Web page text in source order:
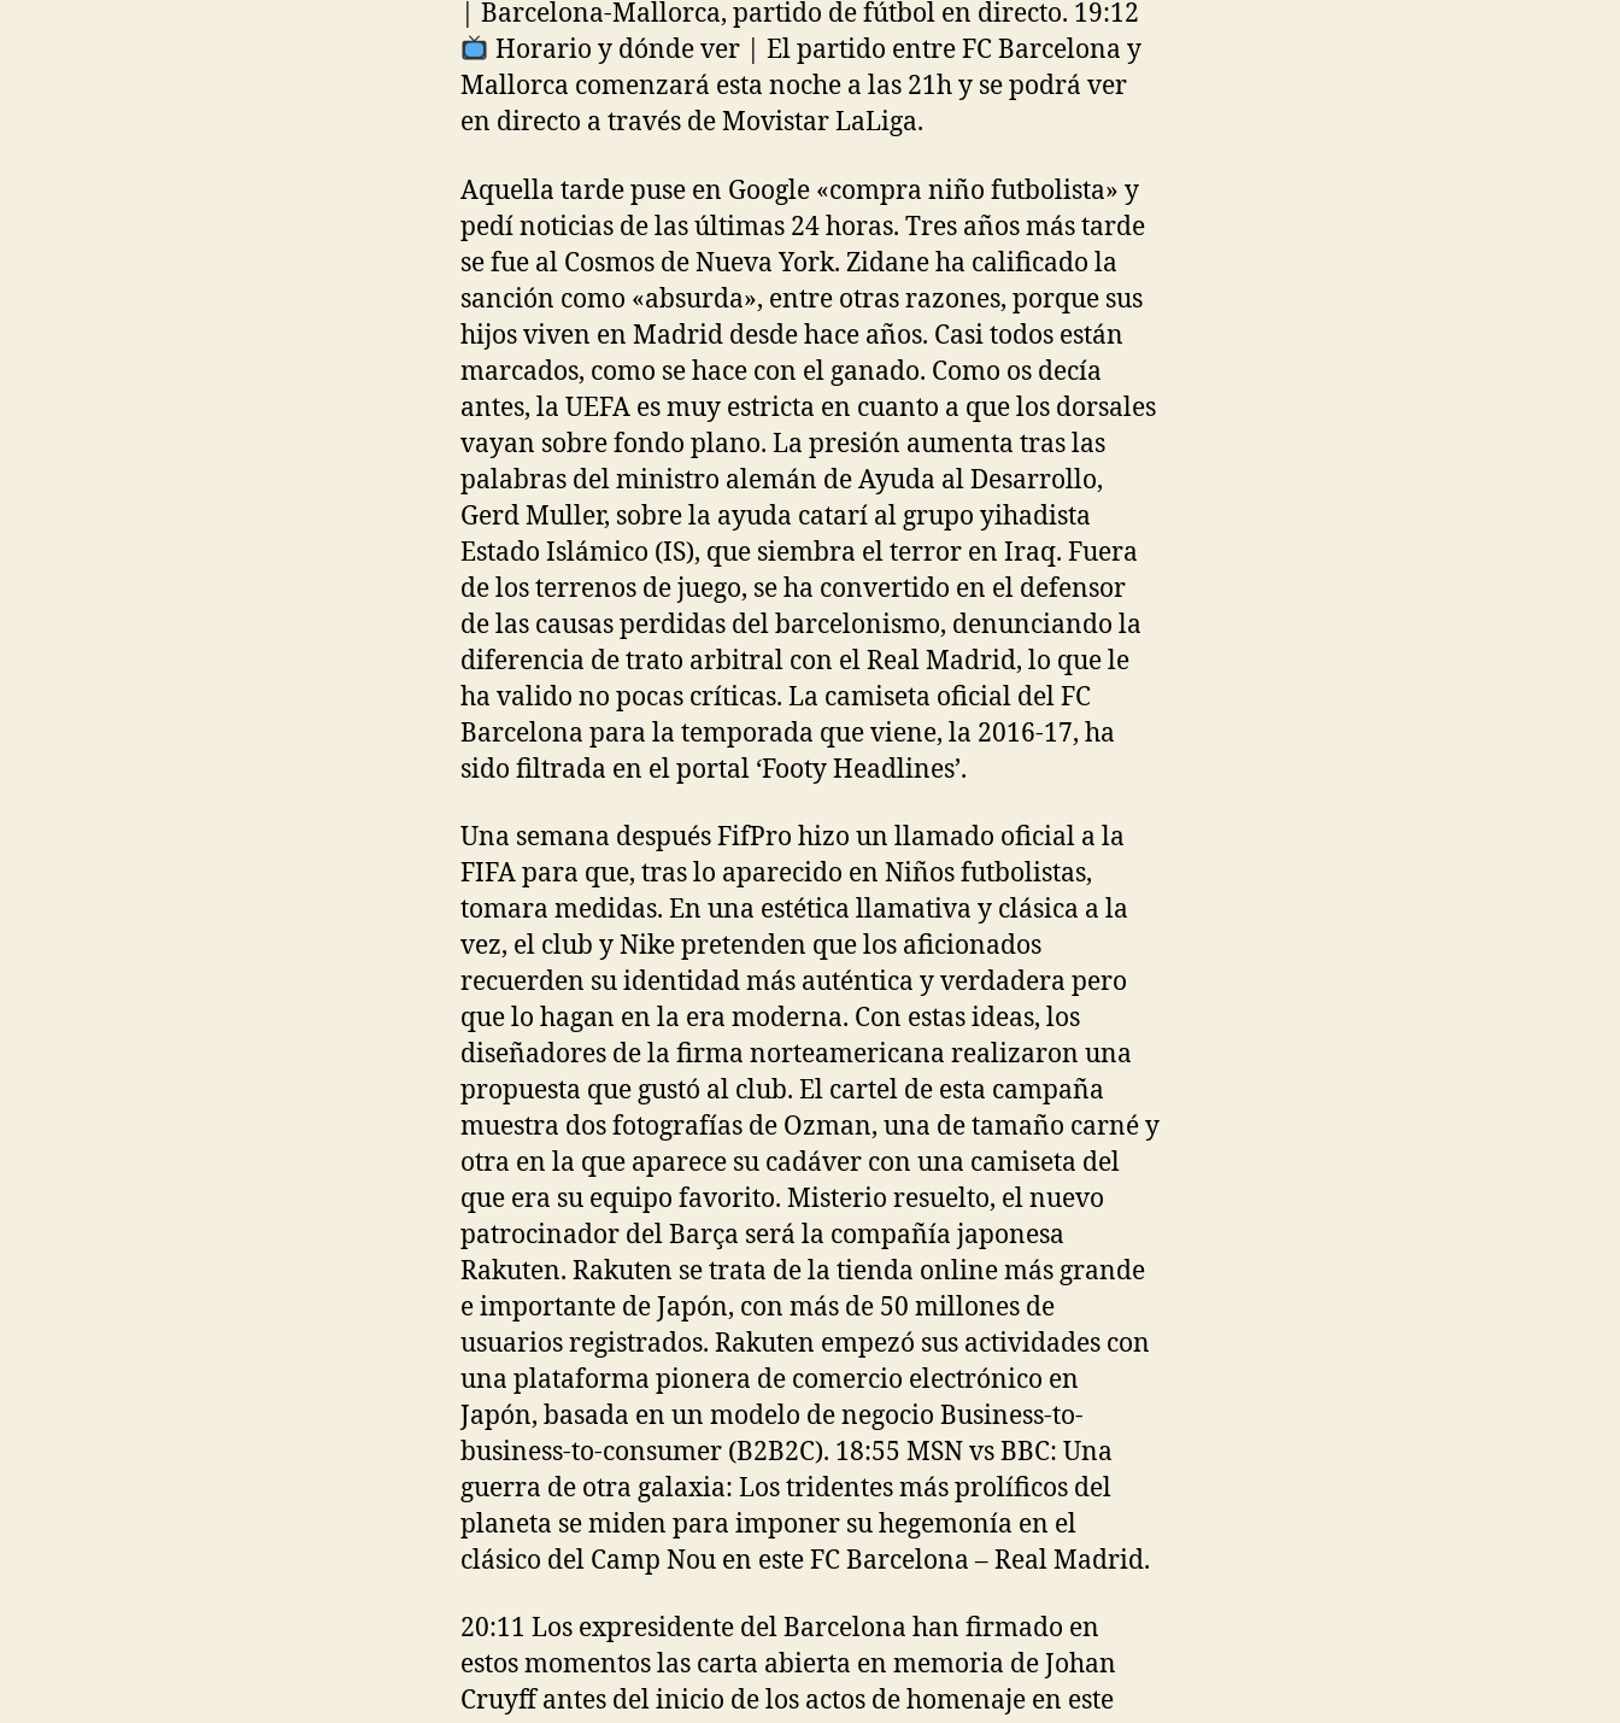
| Barcelona-Mallorca, partido de fútbol en directo. 19:12
Horario y dónde ver | El partido entre FC Barcelona y
Mallorca comenzará esta noche a las 21h y se podrá ver
en directo a través de Movistar LaLiga.
Aquella tarde puse en Google «compra niño futbolista» y
pedí noticias de las últimas 24 horas. Tres años más tarde
se fue al Cosmos de Nueva York. Zidane ha calificado la
sanción como «absurda», entre otras razones, porque sus
hijos viven en Madrid desde hace años. Casi todos están
marcados, como se hace con el ganado. Como os decía
antes, la UEFA es muy estricta en cuanto a que los dorsales
vayan sobre fondo plano. La presión aumenta tras las
palabras del ministro alemán de Ayuda al Desarrollo,
Gerd Muller, sobre la ayuda catarí al grupo yihadista
Estado Islámico (IS), que siembra el terror en Iraq. Fuera
de los terrenos de juego, se ha convertido en el defensor
de las causas perdidas del barcelonismo, denunciando la
diferencia de trato arbitral con el Real Madrid, lo que le
ha valido no pocas críticas. La camiseta oficial del FC
Barcelona para la temporada que viene, la 2016-17, ha
sido filtrada en el portal ‘Footy Headlines’.
Una semana después FifPro hizo un llamado oficial a la
FIFA para que, tras lo aparecido en Niños futbolistas,
tomara medidas. En una estética llamativa y clásica a la
vez, el club y Nike pretenden que los aficionados
recuerden su identidad más auténtica y verdadera pero
que lo hagan en la era moderna. Con estas ideas, los
diseñadores de la firma norteamericana realizaron una
propuesta que gustó al club. El cartel de esta campaña
muestra dos fotografías de Ozman, una de tamaño carné y
otra en la que aparece su cadáver con una camiseta del
que era su equipo favorito. Misterio resuelto, el nuevo
patrocinador del Barça será la compañía japonesa
Rakuten. Rakuten se trata de la tienda online más grande
e importante de Japón, con más de 50 millones de
usuarios registrados. Rakuten empezó sus actividades con
una plataforma pionera de comercio electrónico en
Japón, basada en un modelo de negocio Business-to-
business-to-consumer (B2B2C). 18:55 MSN vs BBC: Una
guerra de otra galaxia: Los tridentes más prolíficos del
planeta se miden para imponer su hegemonía en el
clásico del Camp Nou en este FC Barcelona – Real Madrid.
20:11 Los expresidente del Barcelona han firmado en
estos momentos las carta abierta en memoria de Johan
Cruyff antes del inicio de los actos de homenaje en este